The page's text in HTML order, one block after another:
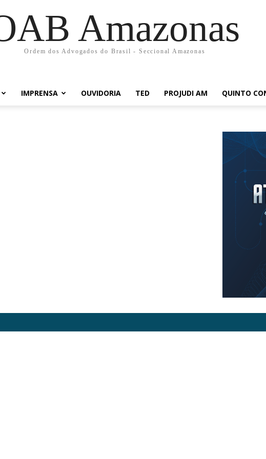
Amazonas
Ordem dos Advogados do Brasil - Seccional Amazonas
IMPRENSA OUVIDORIA TED PROJUDI AM QUINTO